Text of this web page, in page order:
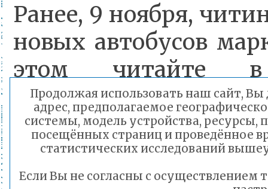
Ранее, 9 ноября,
новых автобусов
этом читайте
https://
Напомним, что все
Продолжая использовать наш сайт, Вы
адрес, предполагаемое
системы, модель устройства, ресурсы,
посещённых страниц и проведённое
статистических исследований
Если Вы не согласны с